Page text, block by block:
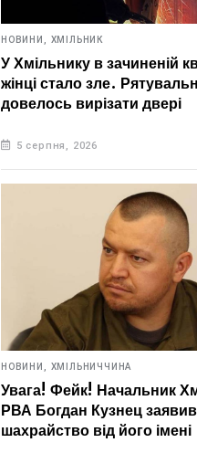
НОВИНИ, ХМІЛЬНИК
У Хмільнику в зачиненій
жінці стало зле.
довелось вирізати двері
5 серпня, 2026
НОВИНИ, ХМІЛЬНИЧЧИНА
Увага! Фейк! Начальник
РВА Богдан Кузнец
шахрайство від його імені